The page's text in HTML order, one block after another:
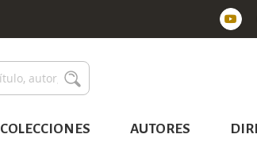
COLECCIONES AUTORES